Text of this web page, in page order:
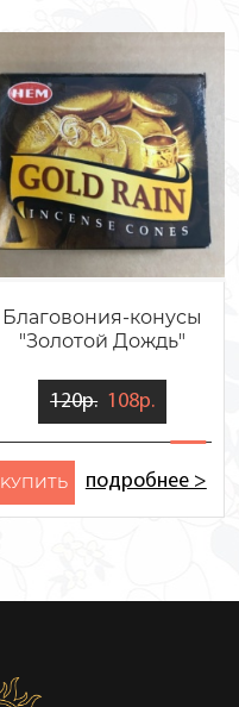
Благовония-конусы
"Золотой Дождь"
120р. 108р.
KУПИТЬ подробнее >